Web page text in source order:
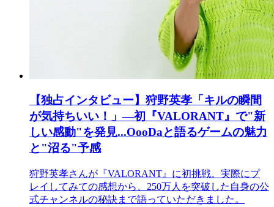
【独占インタビュー】狩野英孝「キルの瞬間
が気持ちいい！」―初『VALORANT』で"新
しい感動"を発見...OooDaと語るゲームの魅力
と"沼る"予感
狩野英孝さんが『VALORANT』に初挑戦。実際にプ
レイしてみての感想から、250万人を突破した自身の公
式チャンネルの秘訣まで語っていただきました。